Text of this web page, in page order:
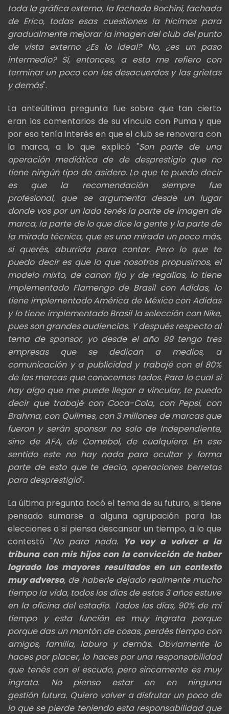
toda la gráfica externa, la fachada Bochini, fachada
de Erico, todas esas cuestiones la hicimos para
gradualmente mejorar la imagen del club del punto
de vista externo ¿Es lo ideal? No, ¿es un paso
intermedio? Sí, entonces, a esto me refiero con
terminar un poco con los desacuerdos y las grietas
y demás".
La anteúltima pregunta fue sobre que tan cierto
eran los comentarios de su vínculo con Puma y que
por eso tenía interés en que el club se renovara con
la marca, a lo que explicó "Son parte de una
operación mediática de de desprestigio que no
tiene ningún tipo de asidero. Lo que te puedo decir
es que la recomendación siempre fue
profesional, que se argumenta desde un lugar
donde vos por un lado tenés la parte de imagen de
marca, la parte de lo que dice la gente y la parte de
la mirada técnica, que es una mirada un poco más,
si querés, aburrida para contar. Pero lo que te
puedo decir es que lo que nosotros propusimos, el
modelo mixto, de canon fijo y de regalías, lo tiene
implementado Flamengo de Brasil con Adidas, lo
tiene implementado América de México con Adidas
y lo tiene implementado Brasil la selección con Nike,
pues son grandes audiencias. Y después respecto al
tema de sponsor, yo desde el año 99 tengo tres
empresas que se dedican a medios, a
comunicación y a publicidad y trabajé con el 80%
de lasmarcas que conocemos todos. Para lo cual si
hay algo que me puede llegar a vincular, te puedo
decir que trabajé con Coca-Cola, con Pepsi, con
Brahma, con Quilmes, con 3 millones de marcas que
fueron y serán sponsor no solo de Independiente,
sino de AFA, de Comebol, de cualquiera. En ese
sentido este no hay nada para ocultar y forma
parte de esto que te decía, operaciones berretas
para desprestigio".
La última pregunta tocó el tema de su futuro, si tiene
pensado sumarse a alguna agrupación para las
elecciones o si piensa descansar un tiempo, a lo que
contestó "No para nada.
Yo voy a volver a la
tribuna con mis hijos con la convicción de haber
logrado los mayores resultados en un contexto
muyadverso, de haberle dejado realmente mucho
tiempo la vida, todos los días de estos 3 años estuve
en la oficina del estadio. Todos los días, 90% de mi
tiempo y esta función es muy ingrata porque
porque das un montón de cosas, perdés tiempo con
amigos, familia, laburo y demás. Obviamente lo
haces por placer, lo haces por una responsabilidad
que tenés con el escudo, pero sincamente es muy
ingrata. No pienso estar en en ninguna
gestión futura. Quiero volver a disfrutar un poco de
lo que se pierde teniendo esta responsabilidad que